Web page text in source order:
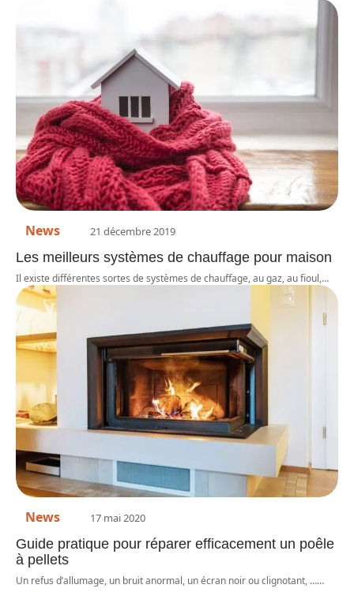
News 21 décembre 2019
Les meilleurs systèmes de chauffage pour maison
Il existe différentes sortes de systèmes de chauffage, au gaz, au fioul,…
News 17 mai 2020
Guide pratique pour réparer efficacement un poêle
à pellets
Un refus d’allumage, un bruit anormal, un écran noir ou clignotant, ……